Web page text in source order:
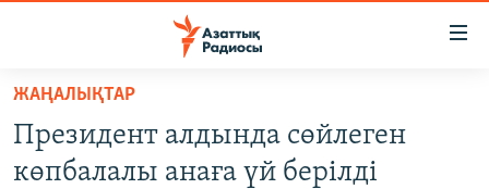
Skip
main
content
САЯСАТ
ЖАҢАЛЫҚТАР
Президент алдында сөйлеген
көпбалалы анаға үй берілді